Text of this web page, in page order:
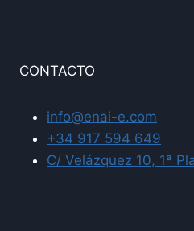
CONTACTO
info@enai-e.com
+34 917 594 649
C/ Velázquez 10, 1ª